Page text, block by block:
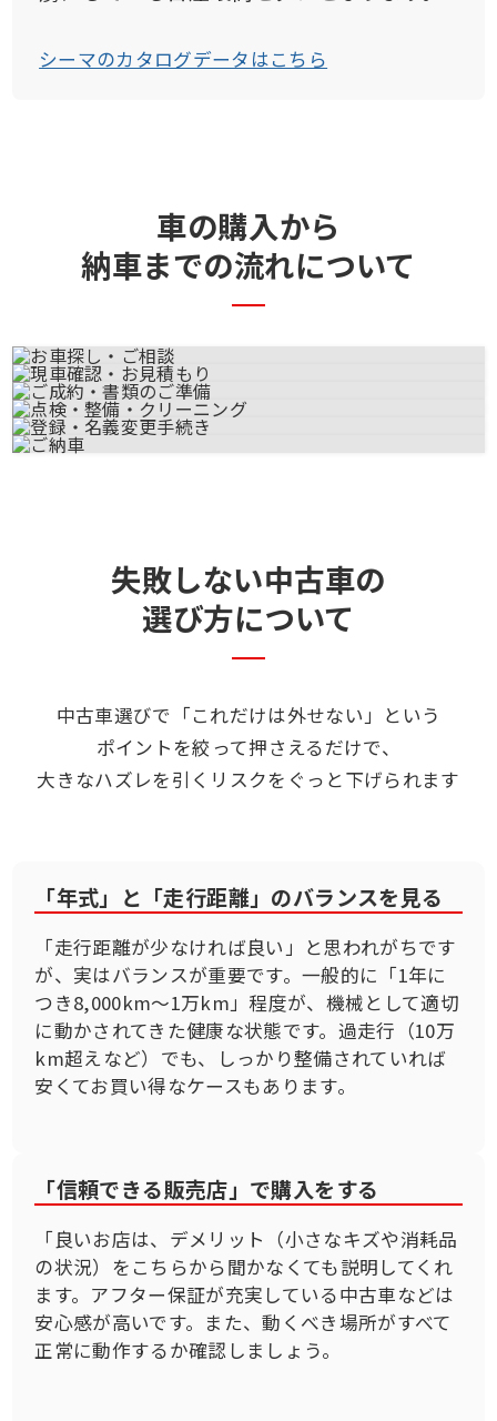
シーマのカタログデータはこちら
車の購入から
納車までの流れについて
失敗しない中古車の
選び方について
中古車選びで「これだけは外せない」という
ポイントを絞って押さえるだけで、
大きなハズレを引くリスクをぐっと下げられます
「年式」と「走行距離」のバランスを見る
「走行距離が少なければ良い」と思われがちです
が、実はバランスが重要です。一般的に「1年に
つき8,000km〜1万km」程度が、機械として適切
に動かされてきた健康な状態です。過走行（10万
km超えなど）でも、しっかり整備されていれば
安くてお買い得なケースもあります。
「信頼できる販売店」で購入をする
「良いお店は、デメリット（小さなキズや消耗品
の状況）をこちらから聞かなくても説明してくれ
ます。アフター保証が充実している中古車などは
安心感が高いです。また、動くべき場所がすべて
正常に動作するか確認しましょう。